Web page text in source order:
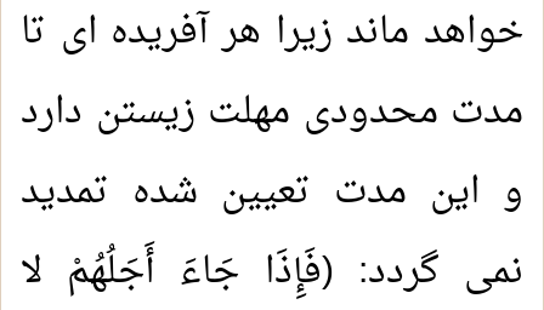
خواهد ماند زیرا هر آفریده ای تا
مدت محدودی مهلت زیستن دارد
و این مدت تعیین شده تمدید
نمی گردد: (فَإِذَا جَاءَ أَجَلُهُمْ لا